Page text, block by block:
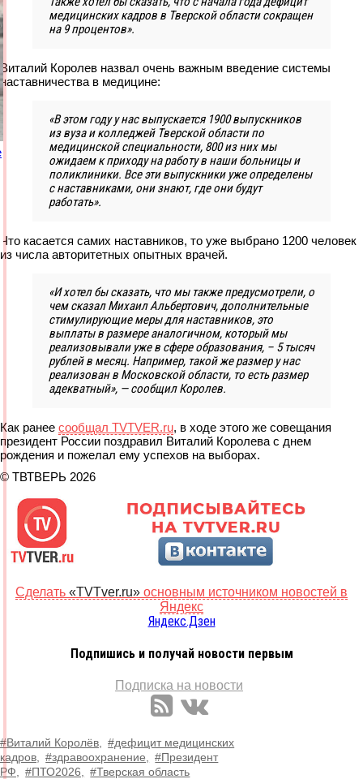
медицинских кадров в Тверской области сокращен
на 9 процентов».
Виталий Королев назвал очень важным введение системы
наставничества в медицине:
«В этом году у нас выпускается 1900 выпускников
из вуза и колледжей Тверской области по
медицинской специальности, 800 из них мы
ожидаем к приходу на работу в наши больницы и
поликлиники. Все эти выпускники уже определены
с наставниками, они знают, где они будут
работать».
Что касается самих наставников, то уже выбрано 1200 человек
из числа авторитетных опытных врачей.
«И хотел бы сказать, что мы также предусмотрели, о
чем сказал Михаил Альбертович, дополнительные
стимулирующие меры для наставников, это
выплаты в размере аналогичном, который мы
реализовывали уже в сфере образования, – 5 тысяч
рублей в месяц. Например, такой же размер у нас
реализован в Московской области, то есть размер
адекватный», — сообщил Королев.
Как ранее сообщал TVTVER.ru, в ходе этого же совещания
президент России поздравил Виталий Королева с днем
рождения и пожелал ему успехов на выборах.
© ТВТВЕРЬ 2026
Сделать «TVTver.ru» основным источником новостей в
Яндекс
Яндекс.Дзен
Подпишись и получай новости первым
Подписка на новости
#Виталий Королёв,
#дефицит медицинских
кадров,
#здравоохранение,
#Президент
РФ,
#ПТО2026, #Тверская область